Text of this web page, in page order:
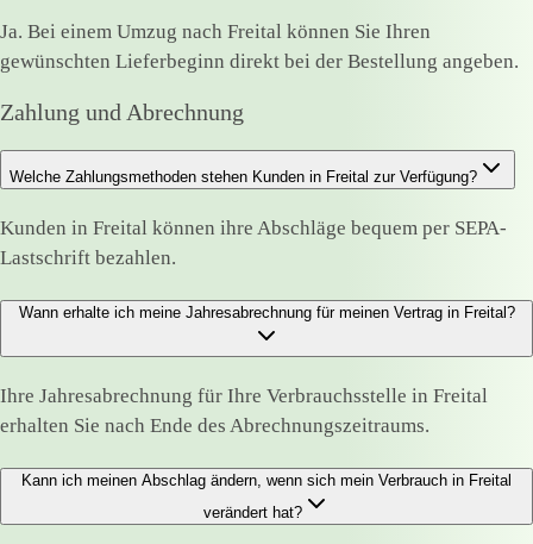
Ja. Bei einem Umzug nach Freital können Sie Ihren
gewünschten Lieferbeginn direkt bei der Bestellung angeben.
Zahlung und Abrechnung
Welche Zahlungsmethoden stehen Kunden in Freital zur Verfügung?
Kunden in Freital können ihre Abschläge bequem per SEPA-
Lastschrift bezahlen.
Wann erhalte ich meine Jahresabrechnung für meinen Vertrag in Freital?
Ihre Jahresabrechnung für Ihre Verbrauchsstelle in Freital
erhalten Sie nach Ende des Abrechnungszeitraums.
Kann ich meinen Abschlag ändern, wenn sich mein Verbrauch in Freital
verändert hat?